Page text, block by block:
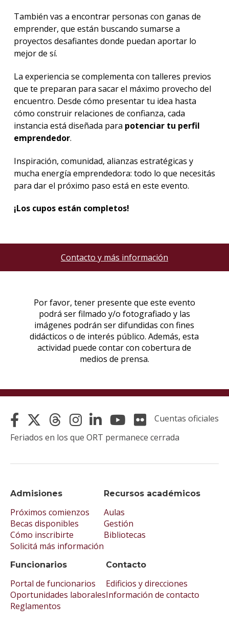
También vas a encontrar personas con ganas de
emprender, que están buscando sumarse a
proyectos desafiantes donde puedan aportar lo
mejor de sí.
La experiencia se complementa con talleres previos
que te preparan para sacar el máximo provecho del
encuentro. Desde cómo presentar tu idea hasta
cómo construir relaciones de confianza, cada
instancia está diseñada para potenciar tu perfil
emprendedor.
Inspiración, comunidad, alianzas estratégicas y
mucha energía emprendedora: todo lo que necesitás
para dar el próximo paso está en este evento.
¡Los cupos están completos!
Contacto y más información
Admisiones
Próximos comienzos
Becas disponibles
Cómo inscribirte
Solicitá más información
Recursos académicos
Aulas
Gestión
Bibliotecas
Funcionarios
Portal de funcionarios
Oportunidades laborales
Reglamentos
Contacto
Edificios y direcciones
Información de contacto
Cuentas oficiales
Feriados en los que ORT permanece cerrada